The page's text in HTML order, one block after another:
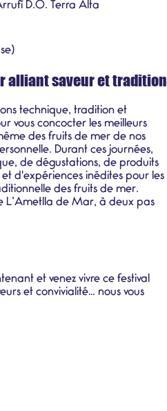
D.O. Terra Alta
alliant saveur et tradition
technique, tradition et
vous concocter les meilleurs
des fruits de mer de nos
Durant ces journées,
de dégustations, de produits
d'expériences inédites pour les
des fruits de mer.
L’Ametlla de Mar, à deux pas
et venez vivre ce festival
et convivialité… nous vous